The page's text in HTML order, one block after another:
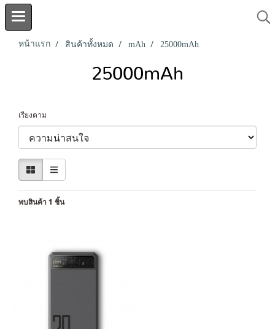
หน้าแรก สินค้าทั้งหมด mAh 25000mAh
25000mAh
เรียงตาม
พบสินค้า 1 ชิ้น